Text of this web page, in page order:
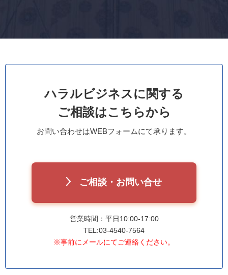
ハラルビジネスに関する
ご相談はこちらから
お問い合わせはWEBフォームにて承ります。
ご相談・お問い合せ
営業時間：平日10:00-17:00
TEL:03-4540-7564
※事前にメールにてご連絡ください。